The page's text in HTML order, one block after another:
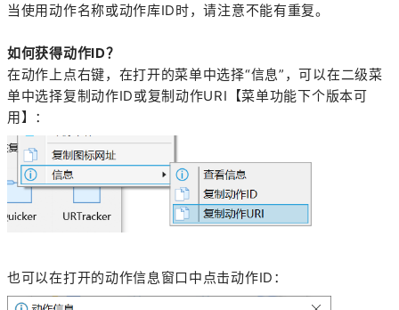
当使用动作名称或动作库ID时，请注意不能有重复。
如何获得动作ID？
在动作上点右键，在打开的菜单中选择“信息”，可以在二级菜
单中选择复制动作ID或复制动作URI【菜单功能下个版本可
用】：
也可以在打开的动作信息窗口中点击动作ID：